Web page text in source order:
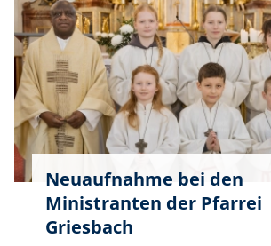
an diesem Tag verabschiedet.
Jahre lang den Lektorendienst in
aus. Pfarrer Dr. Charles Ifemeje
herzlich für Ihr Engagement. Er
allen eine Urkunde zum Dank.
Neuaufnahme bei den
Ministranten der Pfarrei
Griesbach